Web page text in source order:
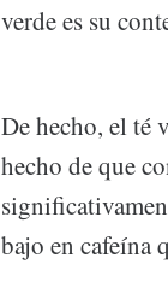
verde es su
De hecho, el té
hecho de que
bajo en cafeína